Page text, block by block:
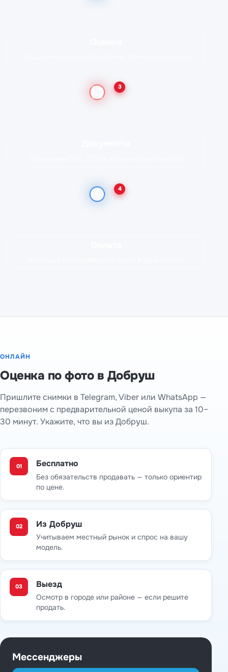
3
4
ОНЛАЙН
Оценка по фото в Добруш
Пришлите снимки в Telegram, Viber или WhatsApp —
перезвоним с предварительной ценой выкупа за 10–
30 минут. Укажите, что вы из Добруш.
01 Бесплатно
Без обязательств продавать — только ориентир
по цене.
02 Из Добруш
Учитываем местный рынок и спрос на вашу
модель.
03 Выезд
Осмотр в городе или районе — если решите
продать.
Мессенджеры